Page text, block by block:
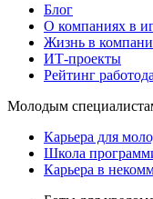
Блог
О компаниях в
Жизнь в
ИТ-проекты
Рейтинг
Молодым
Карьера для
Школа
Карьера в